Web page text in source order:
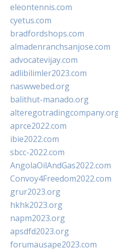
eleontennis.com
cyetus.com
bradfordshops.com
almadenranchsanjose.com
advocatevijay.com
adlibilimler2023.com
naswwebed.org
balithut-manado.org
aprce2022.com
ibie2022.com
sbcc-2022.com
AngolaOilAndGas2022.com
Convoy4Freedom2022.com
grur2023.org
hkhk2023.org
napm2023.org
apsdfd2023.org
forumausape2023.com